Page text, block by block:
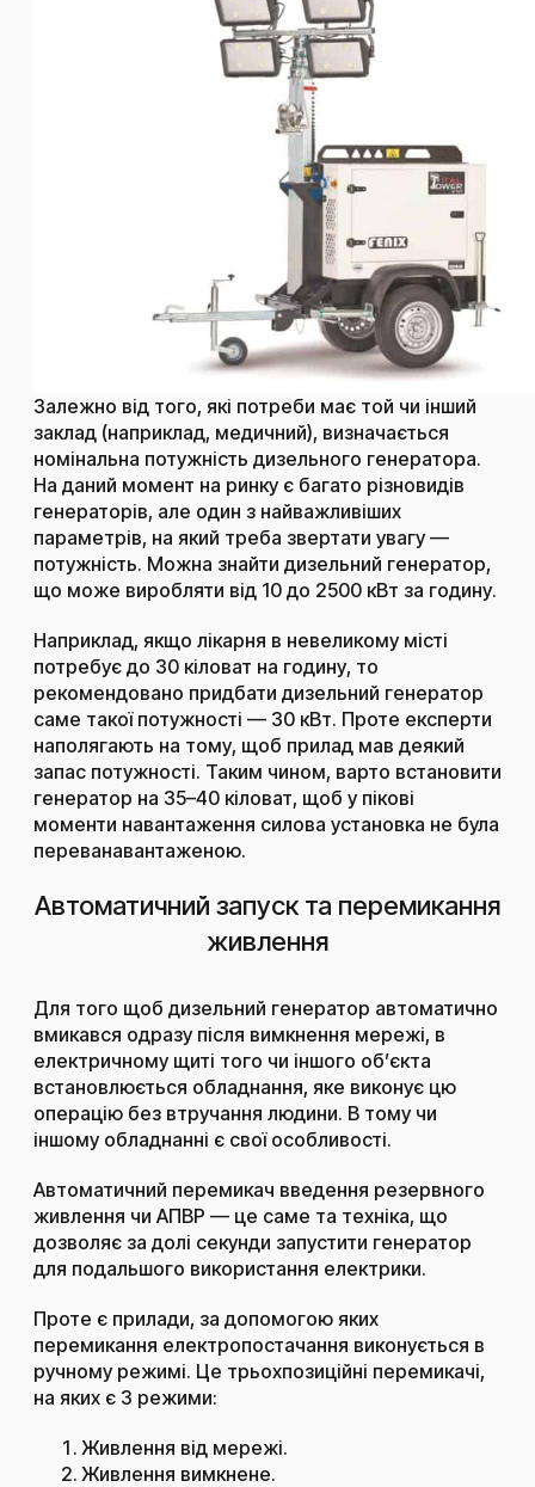
Залежно від того, які потреби має той чи інший
заклад (наприклад, медичний), визначається
номінальна потужність дизельного генератора.
На даний момент на ринку є багато різновидів
генераторів, але один з найважливіших
параметрів, на який треба звертати увагу —
потужність. Можна знайти дизельний генератор,
що може виробляти від 10 до 2500 кВт за годину.
Наприклад, якщо лікарня в невеликому місті
потребує до 30 кіловат на годину, то
рекомендовано придбати дизельний генератор
саме такої потужності — 30 кВт. Проте експерти
наполягають на тому, щоб прилад мав деякий
запас потужності. Таким чином, варто встановити
генератор на 35–40 кіловат, щоб у пікові
моменти навантаження силова установка не була
переванавантаженою.
Автоматичний запуск та перемикання
живлення
Для того щоб дизельний генератор автоматично
вмикався одразу після вимкнення мережі, в
електричному щиті того чи іншого об’єкта
встановлюється обладнання, яке виконує цю
операцію без втручання людини. В тому чи
іншому обладнанні є свої особливості.
Автоматичний перемикач введення резервного
живлення чи АПВР — це саме та техніка, що
дозволяє за долі секунди запустити генератор
для подальшого використання електрики.
Проте є прилади, за допомогою яких
перемикання електропостачання виконується в
ручному режимі. Це трьохпозиційні перемикачі,
на яких є 3 режими:
Живлення від мережі.
Живлення вимкнене.